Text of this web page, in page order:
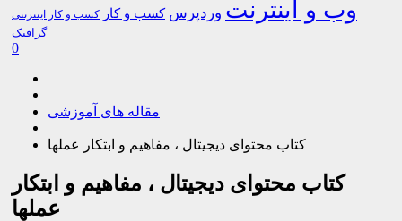
وب و اینترنت وردپرس کسب و کار کسب و کار اینترنتی
گرافیک
0
مقاله های آموزشی
کتاب محتوای دیجیتال ، مفاهیم و ابتکار عملها
کتاب محتوای دیجیتال ، مفاهیم و ابتکار
عملها